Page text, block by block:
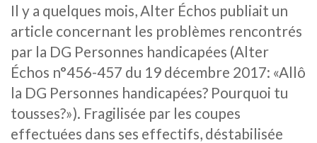
Il y a quelques mois, Alter Échos publiait un
article concernant les problèmes rencontrés
par la DG Personnes handicapées (Alter
Échos n°456-457 du 19 décembre 2017: «Allô
la DG Personnes handicapées? Pourquoi tu
tousses?»). Fragilisée par les coupes
effectuées dans ses effectifs, déstabilisée